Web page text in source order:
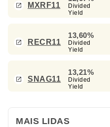
MXRF11
Divided
Yield
RECR11
13,60%
Divided
Yield
SNAG11
13,21%
Divided
Yield
MAIS LIDAS